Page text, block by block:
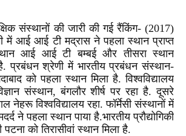
संस्‍थानों की जारी की गई रैंकिंग- (2017)
में आई आई टी मद्रास ने पहला स्‍थान प्राप्‍त
आई आई टी बम्‍बई और तीसरा स्‍थान
प्रबंधन श्रेणी में भारतीय प्रबंधन संस्‍थान-
को पहला स्‍थान मिला है. विश्‍वविद्यालय
संस्‍थान, बंगलौर शीर्ष पर रहा है. दूसरे
नेहरू विश्‍वविद्यालय रहा. फॉर्मेसी संस्‍थानों में
ने पहला स्‍थान पाया है.भारतीय प्रौद्योगिकी
को तिरासीवां स्थान मिला है.